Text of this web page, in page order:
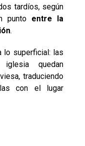
tardíos, según
punto entre la
.
lo superficial: las
quedan
traduciendo
con el lugar